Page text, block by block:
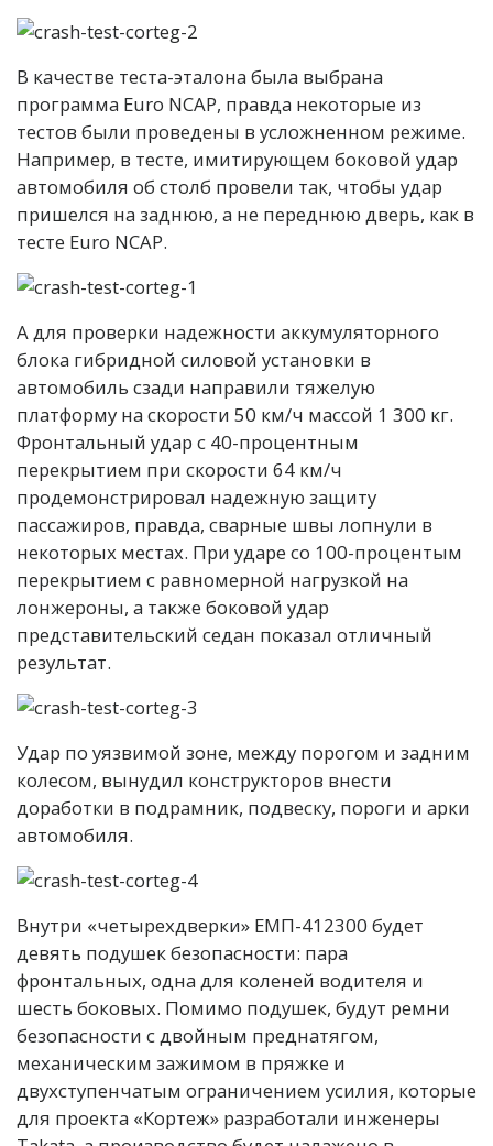
В качестве теста-эталона была выбрана
программа Euro NCAP, правда некоторые из
тестов были проведены в усложненном режиме.
Например, в тесте, имитирующем боковой удар
автомобиля об столб провели так, чтобы удар
пришелся на заднюю, а не переднюю дверь, как в
тесте Euro NCAP.
А для проверки надежности аккумуляторного
блока гибридной силовой установки в
автомобиль сзади направили тяжелую
платформу на скорости 50 км/ч массой 1 300 кг.
Фронтальный удар с 40-процентным
перекрытием при скорости 64 км/ч
продемонстрировал надежную защиту
пассажиров, правда, сварные швы лопнули в
некоторых местах. При ударе со 100-процентым
перекрытием с равномерной нагрузкой на
лонжероны, а также боковой удар
представительский седан показал отличный
результат.
Удар по уязвимой зоне, между порогом и задним
колесом, вынудил конструкторов внести
доработки в подрамник, подвеску, пороги и арки
автомобиля.
Внутри «четырехдверки» ЕМП-412300 будет
девять подушек безопасности: пара
фронтальных, одна для коленей водителя и
шесть боковых. Помимо подушек, будут ремни
безопасности с двойным преднатягом,
механическим зажимом в пряжке и
двухступенчатым ограничением усилия, которые
для проекта «Кортеж» разработали инженеры